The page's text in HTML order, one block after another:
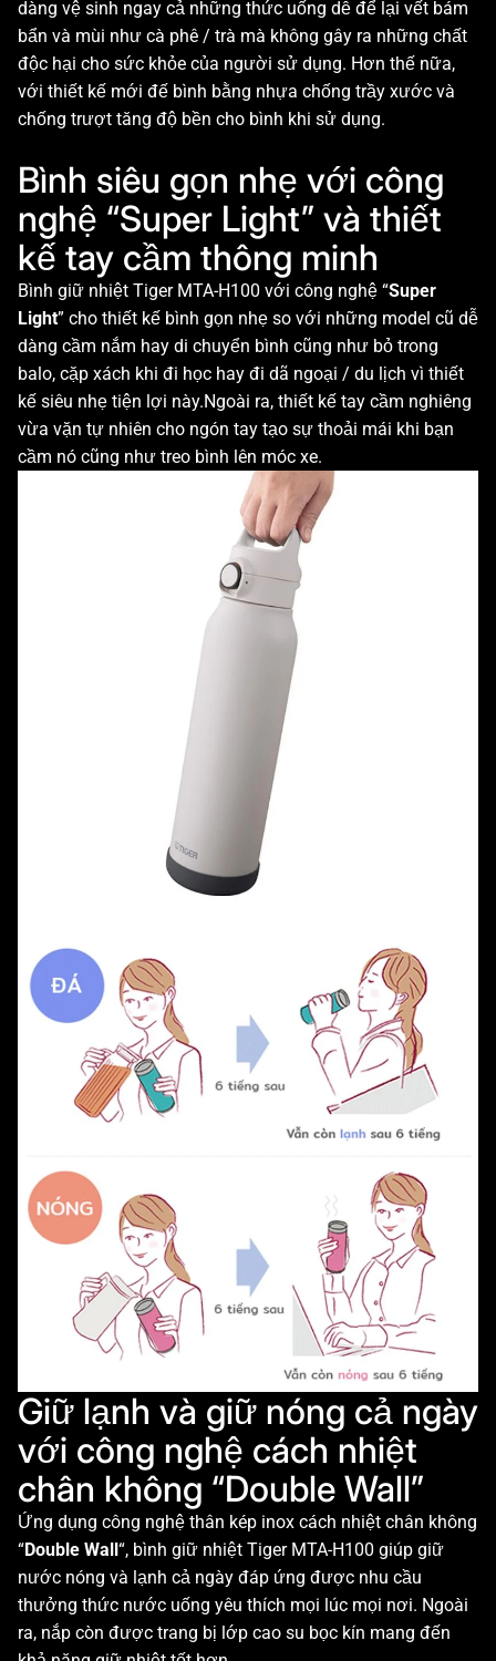
dàng vệ sinh ngay cả những thức uống dễ để lại vết bám
bẩn và mùi như cà phê / trà mà không gây ra những chất
độc hại cho sức khỏe của người sử dụng. Hơn thế nữa,
với thiết kế mới đế bình bằng nhựa chống trầy xước và
chống trượt tăng độ bền cho bình khi sử dụng.
Bình siêu gọn nhẹ với công
nghệ “Super Light” và thiết
kế tay cầm thông minh
Bình giữ nhiệt Tiger MTA-H100 với công nghệ “Super
Light” cho thiết kế bình gọn nhẹ so với những model cũ dễ
dàng cầm nắm hay di chuyển bình cũng như bỏ trong
balo, cặp xách khi đi học hay đi dã ngoại / du lịch vì thiết
kế siêu nhẹ tiện lợi này.Ngoài ra, thiết kế tay cầm nghiêng
vừa vặn tự nhiên cho ngón tay tạo sự thoải mái khi bạn
cầm nó cũng như treo bình lên móc xe.
Giữ lạnh và giữ nóng cả ngày
với công nghệ cách nhiệt
chân không “Double Wall”
Ứng dụng công nghệ thân kép inox cách nhiệt chân không
“Double Wall“, bình giữ nhiệt Tiger MTA-H100 giúp giữ
nước nóng và lạnh cả ngày đáp ứng được nhu cầu
thưởng thức nước uống yêu thích mọi lúc mọi nơi. Ngoài
ra, nắp còn được trang bị lớp cao su bọc kín mang đến